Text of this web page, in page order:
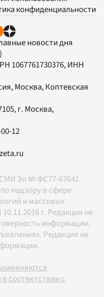
конфиденциальности
новости дня
1067761730376, ИНН
Москва, Коптевская
, г. Москва,
12
СМИ Эл № ФС77-67642
надзору в сфере
и массовых
г. Редакция не
информации,
Редакция не
соответствии с